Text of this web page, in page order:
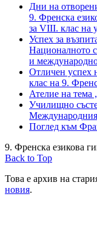
Дни на
9. Френска
за VIII. клас на
Успех за
Националното
и
Отличен успех
клас на 9.
Ателие на тема
Училищно
Поглед към
9. Френска езикова
Back to Top
Това е архив на
новия.